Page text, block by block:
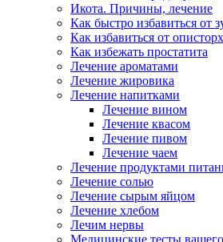
Икота. Причины, лечение
Как быстро избавиться от
Как избавиться от
Как избежать простатита
Лечение ароматами
Лечение жировика
Лечение напитками
Лечение вином
Лечение квасом
Лечение пивом
Лечение чаем
Лечение продуктами
Лечение солью
Лечение сырым яйцом
Лечение хлебом
Лечим нервы
Медицинские тесты